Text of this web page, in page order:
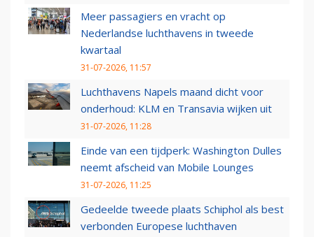
Meer passagiers en vracht op
Nederlandse luchthavens in tweede
kwartaal
31-07-2026, 11:57
Luchthavens Napels maand dicht voor
onderhoud: KLM en Transavia wijken uit
31-07-2026, 11:28
Einde van een tijdperk: Washington Dulles
neemt afscheid van Mobile Lounges
31-07-2026, 11:25
Gedeelde tweede plaats Schiphol als best
verbonden Europese luchthaven